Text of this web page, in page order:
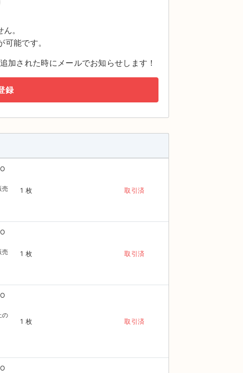
。
可能です。
加された時にメールでお知らせします！
録
売
1 枚 取引済
売
1 枚 取引済
の
1 枚 取引済